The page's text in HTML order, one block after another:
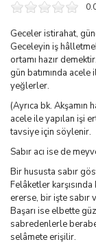
Geceler istirahat,
Geceleyin iş
ortamı hazır
gün batımında
yeğlerler.
(Ayrıca bk. Akşamın
acele ile yapılan işi
tavsiye için söylenir.
Sabır acı ise de
Bir hususta sabır
Felâketler
ererse, bir işte sabır
Başarı ise elbette
sabredenlerle
selâmete erişilir.